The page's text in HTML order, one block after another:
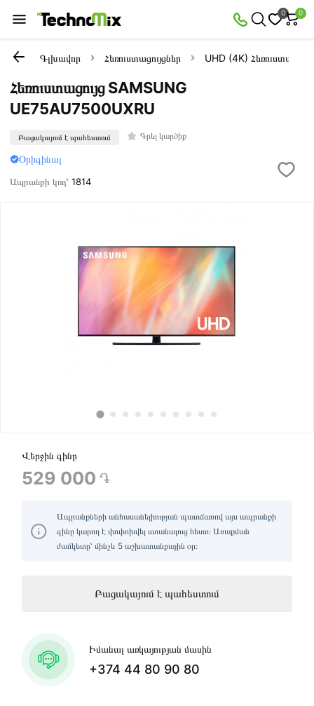
0 0
Գլխավոր Հեռուստացույցներ UHD (4K)
Հեռուստացույց SAMSUNG
UE75AU7500UXRU
Բացակայում է պահեստում Գրել կարծիք
Օրիգինալ
Ապրանքի կոդ՝1814
Վերջին գինը
529 000 ֏
Ապրանքների անհասանելիության պատճառով այս ապրանքի
գինը կարող է փոփոխվել ստանալուց հետո։ Առաքման
ժամկետը՝ մինչև 5 աշխատանքային օր։
Բացակայում է պահեստում
Իմանալ առկայության մասին
+374 44 80 90 80